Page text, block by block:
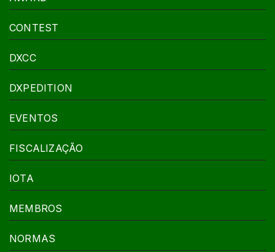
CONTEST
DXCC
DXPEDITION
EVENTOS
FISCALIZAÇÃO
IOTA
MEMBROS
NORMAS